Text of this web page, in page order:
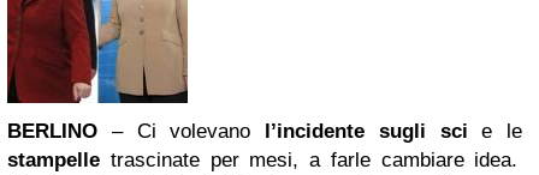
BERLINO – Ci volevano l’incidente sugli sci e le
stampelle trascinate per mesi, a farle cambiare idea.